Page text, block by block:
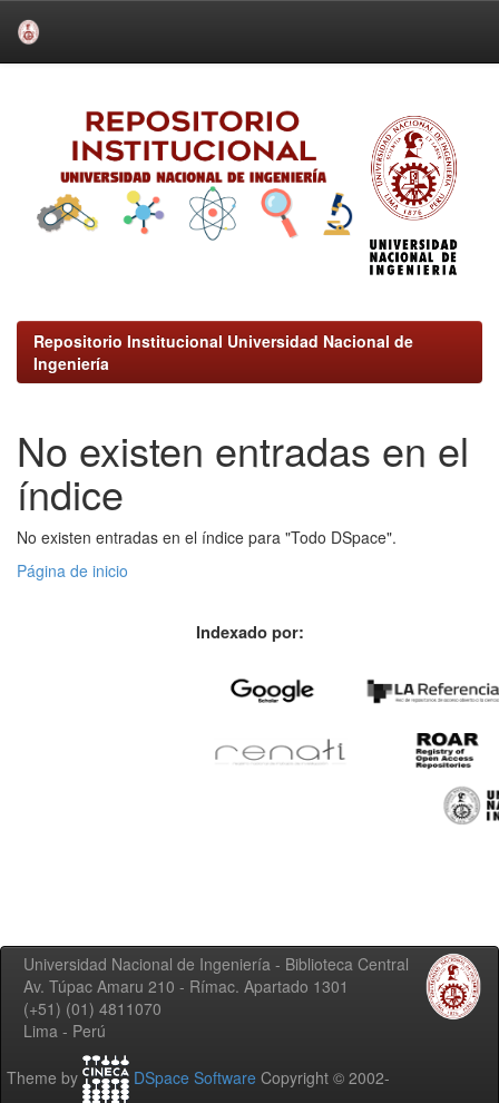
Repositorio Institucional Universidad Nacional de
Ingeniería
No existen entradas en el
índice
No existen entradas en el índice para "Todo DSpace".
Página de inicio
Indexado por:
Universidad Nacional de Ingeniería - Biblioteca Central
Av. Túpac Amaru 210 - Rímac. Apartado 1301
(+51) (01) 4811070
Lima - Perú
Theme by DSpace Software Copyright © 2002-